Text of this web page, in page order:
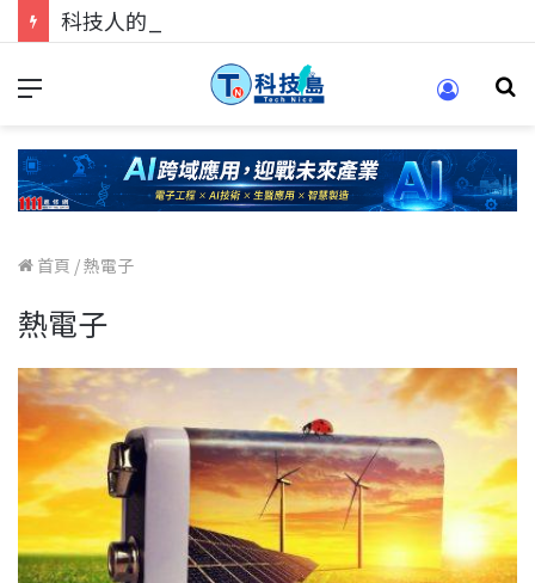
首頁 /熱電子
熱電子